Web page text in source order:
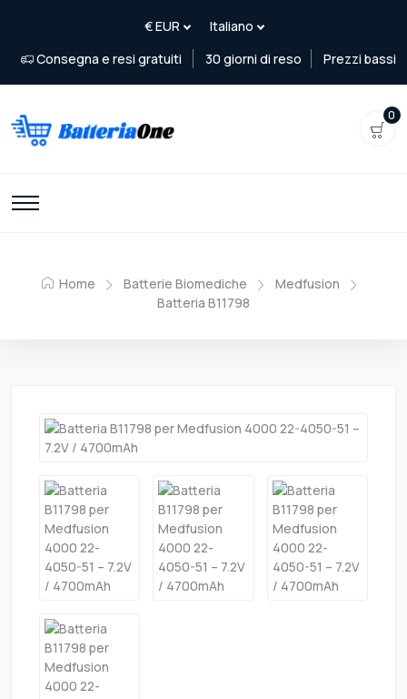
Consegna e resi gratuiti 30 giorni di reso Prezzi bassi
0
Home Batterie Biomediche
Medfusion
Batteria B11798